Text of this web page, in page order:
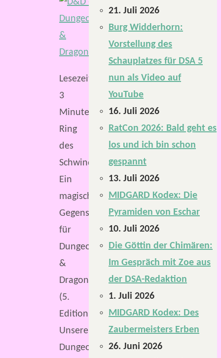
Lesezeit:
3
Minuten
Ring
des
Schwindlers.
Ein
magischer
Gegenstand
für
Dungeons
&
Dragons
(5.
Edition).
Unsere
Dungeons
21. Juli 2026
Burg Widderhorn:
Vorstellung des
Schauplatzes für DSA 5
nun als Video auf
YouTube
16. Juli 2026
RatCon 2026: Bald geht es
los und ich bin schon
gespannt
13. Juli 2026
MIDGARD Kodex: Die
Pyramiden von Eschar
10. Juli 2026
Die Göttin der Chimären:
Im Gespräch mit Zoe aus
der DSA-Redaktion
1. Juli 2026
MIDGARD Kodex: Des
Zaubermeisters Erben
26. Juni 2026